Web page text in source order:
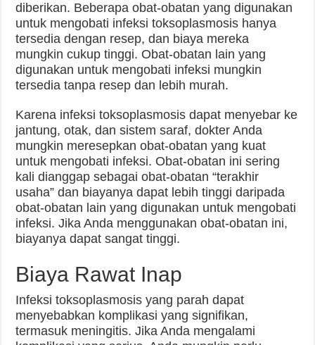
diberikan. Beberapa obat-obatan yang digunakan
untuk mengobati infeksi toksoplasmosis hanya
tersedia dengan resep, dan biaya mereka
mungkin cukup tinggi. Obat-obatan lain yang
digunakan untuk mengobati infeksi mungkin
tersedia tanpa resep dan lebih murah.
Karena infeksi toksoplasmosis dapat menyebar ke
jantung, otak, dan sistem saraf, dokter Anda
mungkin meresepkan obat-obatan yang kuat
untuk mengobati infeksi. Obat-obatan ini sering
kali dianggap sebagai obat-obatan “terakhir
usaha” dan biayanya dapat lebih tinggi daripada
obat-obatan lain yang digunakan untuk mengobati
infeksi. Jika Anda menggunakan obat-obatan ini,
biayanya dapat sangat tinggi.
Biaya Rawat Inap
Infeksi toksoplasmosis yang parah dapat
menyebabkan komplikasi yang signifikan,
termasuk meningitis. Jika Anda mengalami